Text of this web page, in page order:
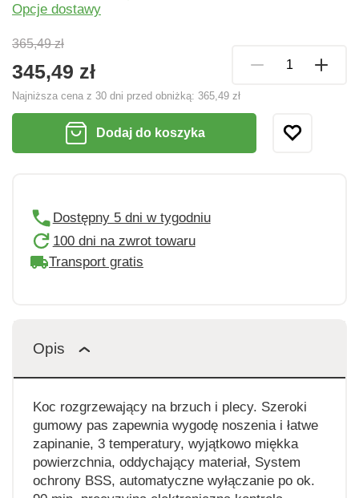
365,49 zł
345,49 zł
Najniższa cena z 30 dni przed obniżką: 365,49 zł
Opcje dostawy
Dodaj do koszyka
Dostępny 5 dni w tygodniu
100 dni na zwrot towaru
Transport gratis
Opis
Koc rozgrzewający na brzuch i plecy. Szeroki
gumowy pas zapewnia wygodę noszenia i łatwe
zapinanie, 3 temperatury, wyjątkowo miękka
powierzchnia, oddychający materiał, System
ochrony BSS, automatyczne wyłączanie po ok.